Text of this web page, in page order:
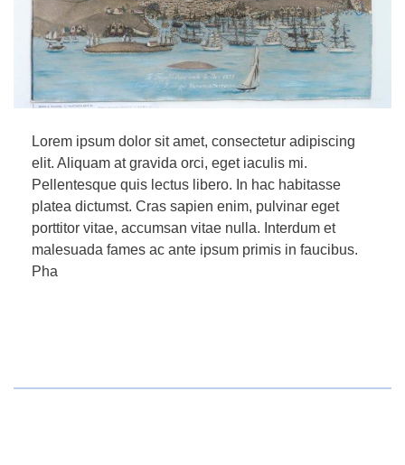
Lorem ipsum dolor sit amet, consectetur adipiscing
elit. Aliquam at gravida orci, eget iaculis mi.
Pellentesque quis lectus libero. In hac habitasse
platea dictumst. Cras sapien enim, pulvinar eget
porttitor vitae, accumsan vitae nulla. Interdum et
malesuada fames ac ante ipsum primis in faucibus.
Pha